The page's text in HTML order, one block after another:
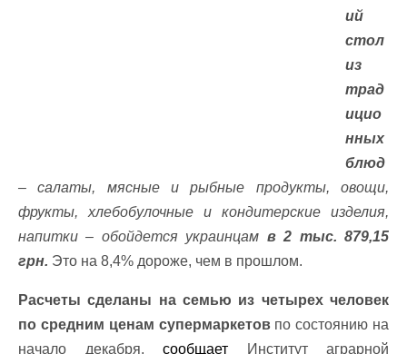
ий
стол
из
трад
ицио
нных
блюд
– салаты, мясные и рыбные продукты, овощи,
фрукты, хлебобулочные и кондитерские изделия,
напитки – обойдется украинцам в 2 тыс. 879,15
грн. Это на 8,4% дороже, чем в прошлом.
Расчеты сделаны на семью из четырех человек
по средним ценам супермаркетовпо состоянию на
начало декабря, сообщает Институт аграрной